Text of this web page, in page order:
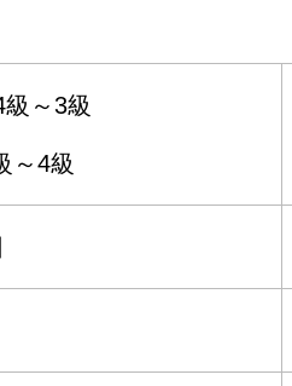
級～3級
～4級